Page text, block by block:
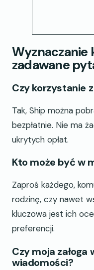
Wyznaczanie
zadawane
Czy korzystanie
Tak, Ship można
bezpłatnie. Nie ma
ukrytych opłat.
Kto może być w
Zaproś każdego,
rodzinę, czy nawet
kluczowa jest ich
preferencji.
Czy moja
wiadomości?